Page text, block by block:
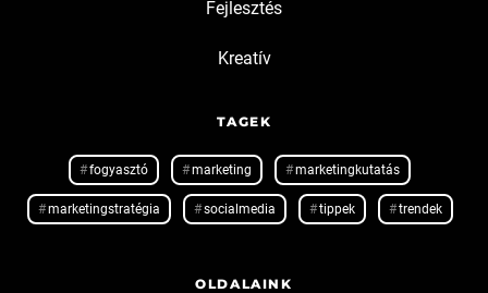
Fejlesztés
Kreatív
TAGEK
fogyasztó marketing marketingkutatás
marketingstratégia socialmedia tippek trendek
OLDALAINK